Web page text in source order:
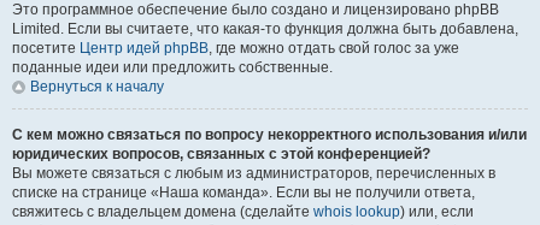
Это программное обеспечение было создано и лицензировано phpBB
Limited. Если вы считаете, что какая-то функция должна быть добавлена,
посетите Центр идей phpBB, где можно отдать свой голос за уже
поданные идеи или предложить собственные.
Вернуться к началу
С кем можно связаться по вопросу некорректного использования и/или
юридических вопросов, связанных с этой конференцией?
Вы можете связаться с любым из администраторов, перечисленных в
списке на странице «Наша команда». Если вы не получили ответа,
свяжитесь с владельцем домена (сделайте whois lookup) или, если